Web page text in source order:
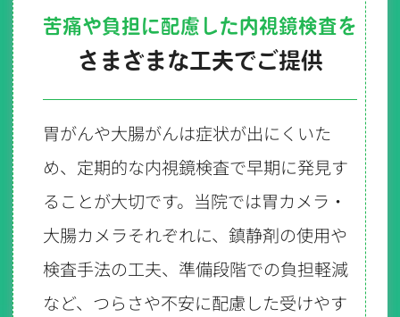
苦痛や負担に配慮した内視鏡検査を
さまざまな工夫でご提供
胃がんや大腸がんは症状が出にくいた
め、定期的な内視鏡検査で早期に発見す
ることが大切です。当院では胃カメラ・
大腸カメラそれぞれに、鎮静剤の使用や
検査手法の工夫、準備段階での負担軽減
など、つらさや不安に配慮した受けやす